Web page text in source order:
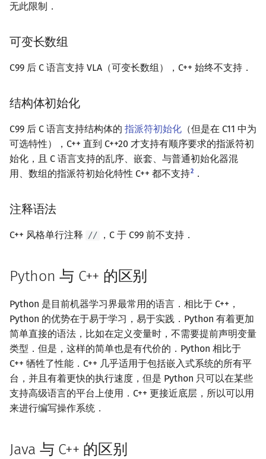
无此限制．
可变长数组
C99 后 C 语言支持 VLA（可变长数组），C++ 始终不支持．
结构体初始化
C99 后 C 语言支持结构体的 指派符初始化 （但是在 C11 中为
可选特性），C++ 直到 C++20 才支持有顺序要求的指派符初
始化，且 C 语言支持的乱序、嵌套、与普通初始化器混
用、数组的指派符初始化特性 C++ 都不支持2 ．
注释语法
C++ 风格单行注释 // ，C 于 C99 前不支持．
Python 与 C++ 的区别
Python 是目前机器学习界最常用的语言．相比于 C++，
Python 的优势在于易于学习，易于实践．Python 有着更加
简单直接的语法，比如在定义变量时，不需要提前声明变量
类型．但是，这样的简单也是有代价的．Python 相比于
C++ 牺牲了性能．C++ 几乎适用于包括嵌入式系统的所有平
台，并且有着更快的执行速度，但是 Python 只可以在某些
支持高级语言的平台上使用．C++ 更接近底层，所以可以用
来进行编写操作系统．
Java 与 C++ 的区别